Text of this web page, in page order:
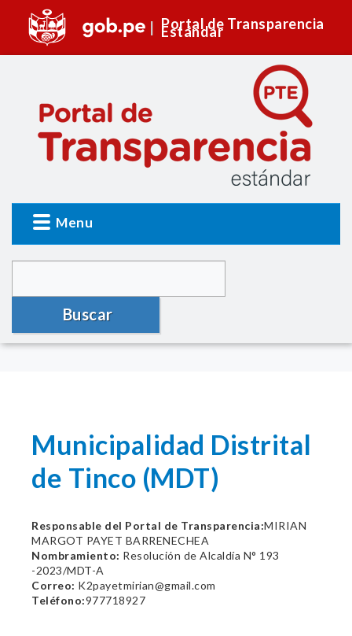
Portal de Transparencia
Estándar
Menu
Buscar
Municipalidad Distrital
de Tinco (MDT)
Responsable del Portal de Transparencia:MIRIAN
MARGOT PAYET BARRENECHEA
Nombramiento: Resolución de Alcaldía N° 193
-2023/MDT-A
Correo: K2payetmirian@gmail.com
Teléfono:977718927